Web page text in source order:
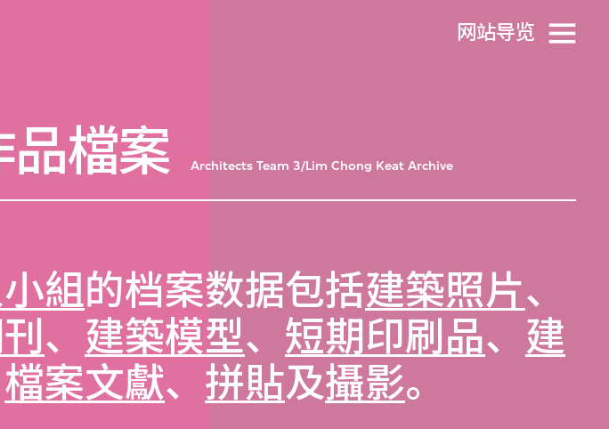
网站导览
品檔案 Architects Team 3/Lim Chong Keat Archive
組的档案数据包括建築照片、
、 建築模型、 短期印刷品、 建
檔案文獻、 拼貼及攝影。